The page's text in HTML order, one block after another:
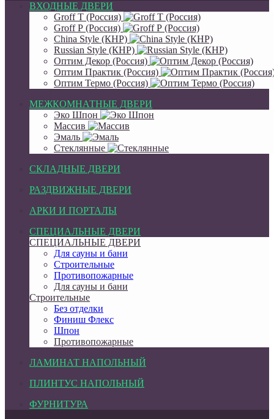
ВХОДНЫЕ ДВЕРИ
Groff Т (Россия)
Groff Р (Россия)
China Style (КНР)
Russian Style (КНР)
Оптим Декор (Россия)
Оптим Практик (Россия)
Оптим Термо (Россия)
МЕЖКОМНАТНЫЕ ДВЕРИ
Эко Шпон
Массив
Эмаль
Стеклянные
СКЛАДНЫЕ ДВЕРИ
РАЗДВИЖНЫЕ ДВЕРИ
АРКИ И ПОРТАЛЫ
СПЕЦИАЛЬНЫЕ ДВЕРИ
СПЕЦИАЛЬНЫЕ ДВЕРИ
Для сауны и бани
Строительные
Противопожарные
Для сауны и бани
Строительные
Без отделки
Финиш Флекс
Шпон
Противопожарные
ЛАМИНАТ НАПОЛЬНЫЙ
ПЛИНТУС НАПОЛЬНЫЙ
ФУРНИТУРА